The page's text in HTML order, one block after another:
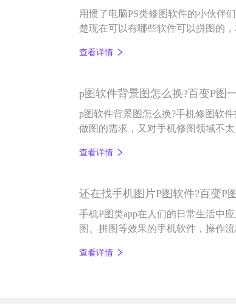
用惯了电脑PS类修图软件的小伙伴
楚现在可以有哪些软件可以拼图的
查看详情
p图软件背景图怎么换?百变P图
p图软件背景图怎么换?手机修图软
做图的需求，又对手机修图领域不
查看详情
还在找手机图片P图软件?百变P
手机P图类app在人们的日常生活中
图、拼图等效果的手机软件，操作流
查看详情